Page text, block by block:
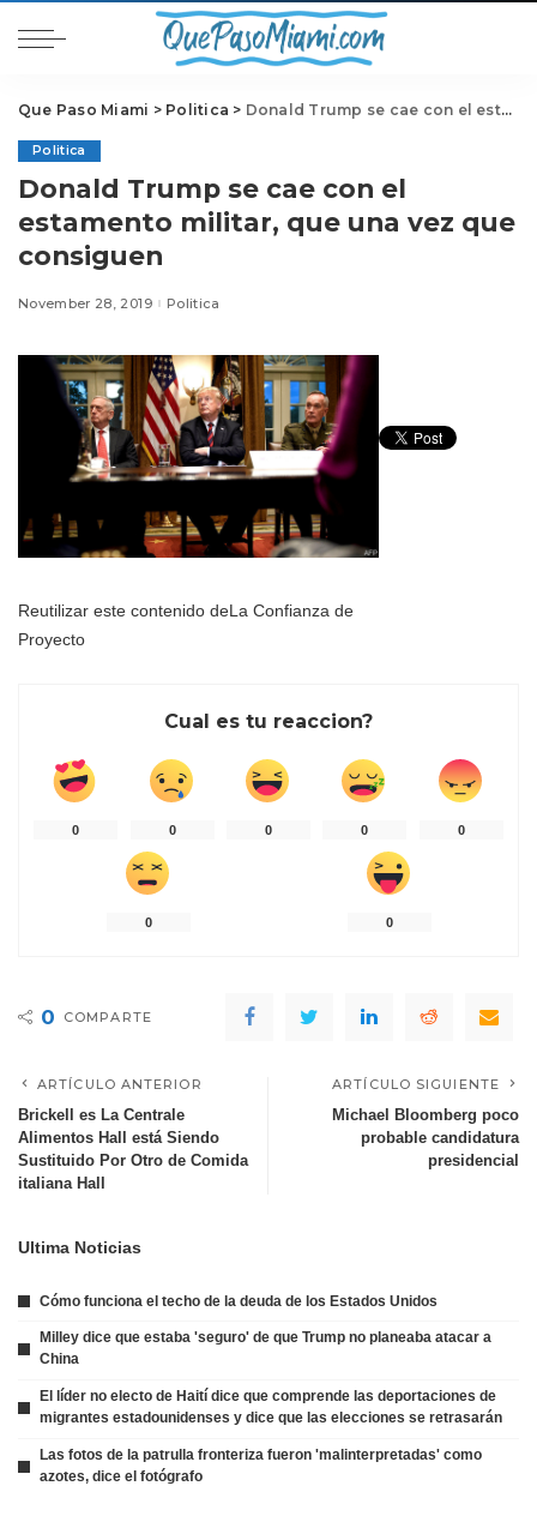
Que Paso Miami > Politica > Donald Trump se cae con el estamento militar, que una vez que consiguen
Politica
Donald Trump se cae con el
estamento militar, que una vez que
consiguen
November 28, 2019 Politica
Reutilizar este contenido deLa Confianza de
Proyecto
Cual es tu reaccion?
0 0 0 0 0
0 0
0 COMPARTE
ARTÍCULO ANTERIOR
Brickell es La Centrale
Alimentos Hall está Siendo
Sustituido Por Otro de Comida
italiana Hall
ARTÍCULO SIGUIENTE
Michael Bloomberg poco
probable candidatura
presidencial
Ultima Noticias
Cómo funciona el techo de la deuda de los Estados Unidos
Milley dice que estaba 'seguro' de que Trump no planeaba atacar a
China
El líder no electo de Haití dice que comprende las deportaciones de
migrantes estadounidenses y dice que las elecciones se retrasarán
Las fotos de la patrulla fronteriza fueron 'malinterpretadas' como
azotes, dice el fotógrafo